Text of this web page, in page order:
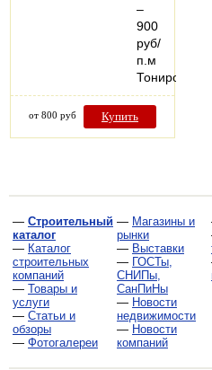
–
900
руб/
п.м
от 800 руб Купить
— Строительный
каталог
— Каталог
строительных
компаний
— Товары и
услуги
— Статьи и
обзоры
— Фотогалереи
— Магазины и
рынки
— Выставки
— ГОСТы,
СНИПы,
СанПиНы
— Новости
недвижимости
— Новости
компаний